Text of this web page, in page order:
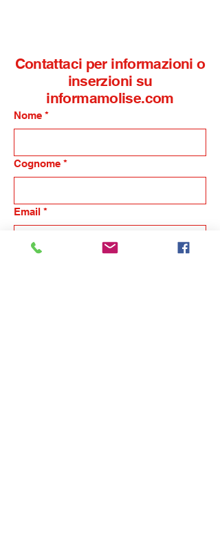
Contattaci per informazioni o
inserzioni su
informamolise.com
Nome *
Cognome *
Email *